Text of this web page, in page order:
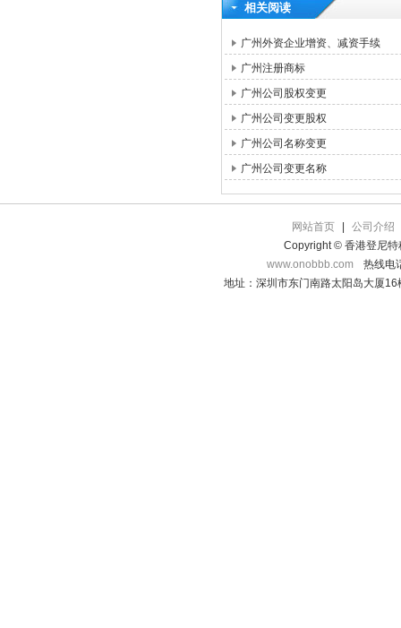
相关阅读
广州外资企业增资、减资手续
广州注册商标
广州公司股权变更
广州公司变更股权
广州公司名称变更
广州公司变更名称
网站首页
公司介绍
Copyright © 香港登尼特
www.onobbb.com
热线电
地址：深圳市东门南路太阳岛大厦